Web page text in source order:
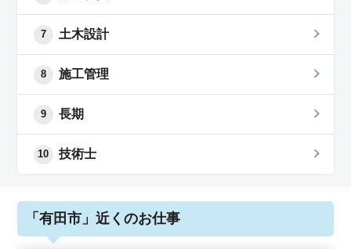
7 土木設計
8 施工管理
9 長期
10 技術士
「有田市」近くのお仕事